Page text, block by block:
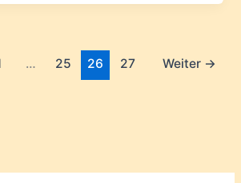
… 25 26 27 Weiter →